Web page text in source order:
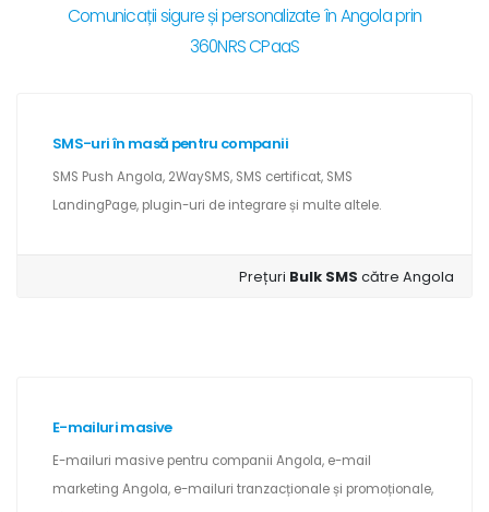
Comunicații sigure și personalizate în Angola prin
360NRS CPaaS
SMS-uri în masă pentru companii
SMS Push Angola, 2WaySMS, SMS certificat, SMS
LandingPage, plugin-uri de integrare și multe altele.
Prețuri Bulk SMScătre Angola
E-mailuri masive
E-mailuri masive pentru companii Angola, e-mail
marketing Angola, e-mailuri tranzacționale și promoționale,